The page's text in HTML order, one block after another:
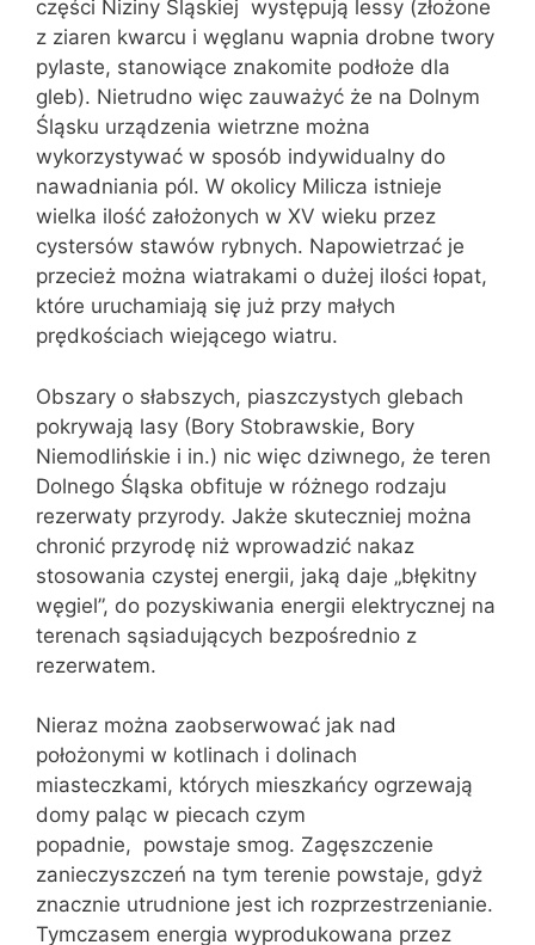
części Niziny Śląskiej występują lessy (złożone
z ziaren kwarcu i węglanu wapnia drobne twory
pylaste, stanowiące znakomite podłoże dla
gleb). Nietrudno więc zauważyć że na Dolnym
Śląsku urządzenia wietrzne można
wykorzystywać w sposób indywidualny do
nawadniania pól. W okolicy Milicza istnieje
wielka ilość założonych w XV wieku przez
cystersów stawów rybnych. Napowietrzać je
przecież można wiatrakami o dużej ilości łopat,
które uruchamiają się już przy małych
prędkościach wiejącego wiatru.
Obszary o słabszych, piaszczystych glebach
pokrywają lasy (Bory Stobrawskie, Bory
Niemodlińskie i in.) nic więc dziwnego, że teren
Dolnego Śląska obfituje w różnego rodzaju
rezerwaty przyrody. Jakże skuteczniej można
chronić przyrodę niż wprowadzić nakaz
stosowania czystej energii, jaką daje „błękitny
węgiel”, do pozyskiwania energii elektrycznej na
terenach sąsiadujących bezpośrednio z
rezerwatem.
Nieraz można zaobserwować jak nad
położonymi w kotlinach i dolinach
miasteczkami, których mieszkańcy ogrzewają
domy paląc w piecach czym
popadnie, powstaje smog. Zagęszczenie
zanieczyszczeń na tym terenie powstaje, gdyż
znacznie utrudnione jest ich rozprzestrzenianie.
Tymczasem energia wyprodukowana przez